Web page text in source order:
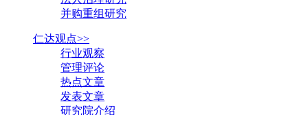
并购重组研究
仁达观点>>
行业观察
管理评论
热点文章
发表文章
研究院介绍